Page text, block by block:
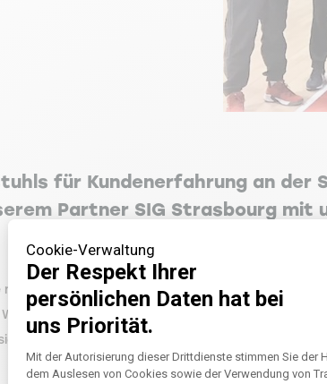
Cookie-Verwaltung
Der Respekt Ihrer
persönlichen Daten hat bei
uns Priorität.
Mit der Autorisierung dieser Drittdienste stimmen Sie der
dem Auslesen von Cookies sowie der Verwendung von
für Kundenerfahrung an
Partner SIG Strasbourg mit
der Entdeckung der neuen SIG Strasburg
für eine Freude, die Spieler mit Coach Collet